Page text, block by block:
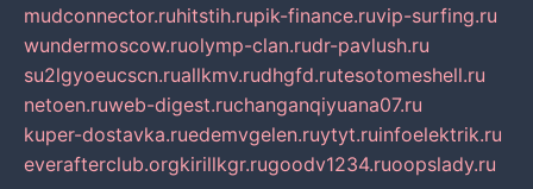
mudconnector.ruhitstih.rupik-finance.ruvip-surfing.ru
wundermoscow.ruolymp-clan.rudr-pavlush.ru
su2lgyoeucscn.ruallkmv.rudhgfd.rutesotomeshell.ru
netoen.ruweb-digest.ruchanganqiyuana07.ru
kuper-dostavka.ruedemvgelen.ruytyt.ruinfoelektrik.ru
everafterclub.orgkirillkgr.rugoodv1234.ruoopslady.ru